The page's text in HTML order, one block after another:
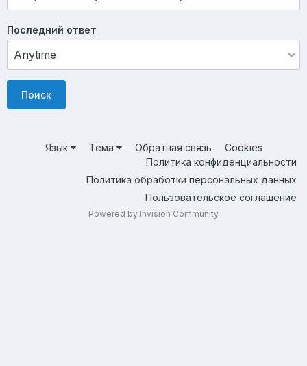
Последний ответ
Поиск
Язык Тема Обратная связь
Cookies
Политика конфиденциальности
Политика обработки персональных данных
Пользовательское соглашение
Powered by Invision Community